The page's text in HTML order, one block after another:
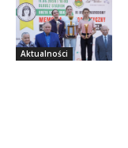
Aktualności